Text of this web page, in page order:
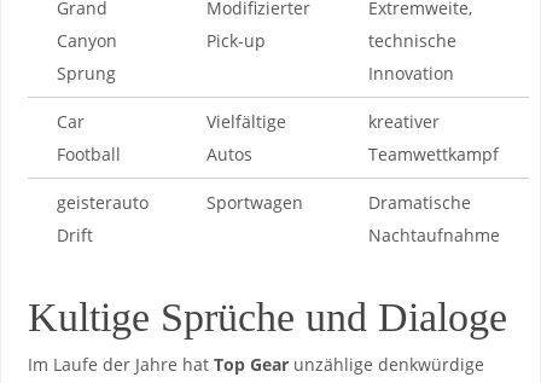
Grand
Canyon
Sprung
Modifizierter⁣
Pick-up
Extremweite,‌
technische
‍Innovation
Car
Football
Vielfältige
Autos
kreativer
Teamwettkampf
geisterauto
⁣Drift
Sportwagen
Dramatische ​
Nachtaufnahme
Kultige ⁣Sprüche⁤ und Dialoge
Im Laufe der ⁤Jahre hat Top​ Gearunzählige ‌denkwürdige